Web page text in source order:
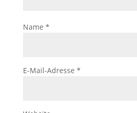
Name *
E-Mail-Adresse *